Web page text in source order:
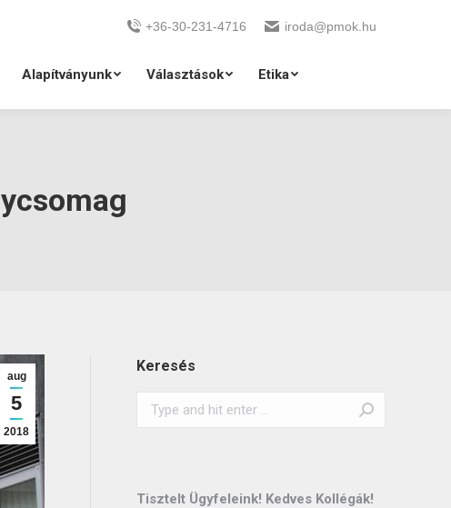
+36-30-231-4716 iroda@pmok.hu
Alapítványunk Választások Etika
aug
5
2018
Keresés
Tisztelt Ügyfeleink! Kedves Kollégák!